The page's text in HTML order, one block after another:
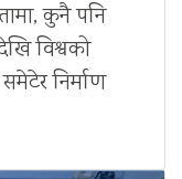
कुनै पनि
विश्वको
निर्माण